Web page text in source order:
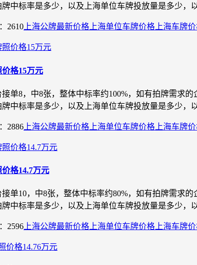
中标率是多少，以及上海单位车牌投放量是多少，
2610 上海公牌最新价格 上海单位车牌价格 上海车牌
价格15万元
单8，中8张，整体中标率约100%，如有拍牌需求
中标率是多少，以及上海单位车牌投放量是多少，
2886 上海公牌最新价格 上海单位车牌价格 上海车牌
格14.7万元
单10，中8张，整体中标率约80%，如有拍牌需求
中标率是多少，以及上海单位车牌投放量是多少，
2596 上海公牌最新价格 上海单位车牌价格 上海车牌